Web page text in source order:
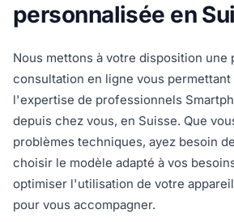
personnalisée en
Nous mettons à votre disposition une
consultation en ligne vous
l'expertise de professionnels
depuis chez vous, en Suisse. Que
problèmes techniques, ayez besoin
choisir le modèle adapté à vos
optimiser l'utilisation de votre
pour vous accompagner.